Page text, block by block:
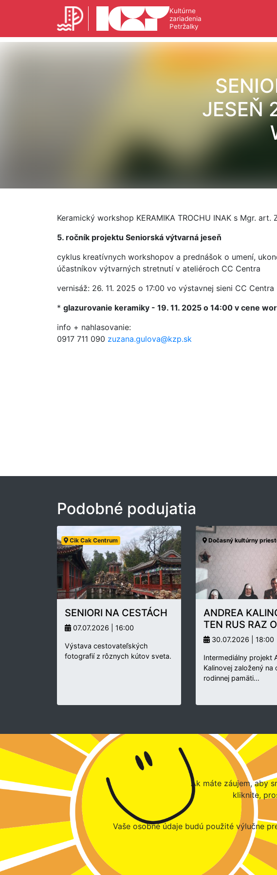
Kultúrne
zariadenia
Petržalky
JESEŇ
Keramický workshop KERAMIKA TROCHU INAK s Mgr. art.
5. ročník projektu Seniorská výtvarná jeseň
cyklus kreatívnych workshopov a prednášok o umení,
účastníkov výtvarných stretnutí v ateliéroch CC Centra
vernisáž: 26. 11. 2025 o 17:00 vo výstavnej sieni CC Centra
* glazurovanie keramiky - 19. 11. 2025 o 14:00 v cene
info + nahlasovanie:
0917 711 090 zuzana.gulova@kzp.sk
Podobné podujatia
Cik Cak Centrum
SENIORI NA CESTÁCH
07.07.2026 | 16:00
Výstava cestovateľských
fotografií z rôznych kútov sveta.
Dočasný kultúrny
ANDREA
TEN RUS RAZ
30.07.2026 | 18:00
Intermediálny projekt
Kalinovej založený na
rodinnej pamäti…
Ak máte záujem, aby
kliknite,
Vaše osobné údaje budú použité výlučne